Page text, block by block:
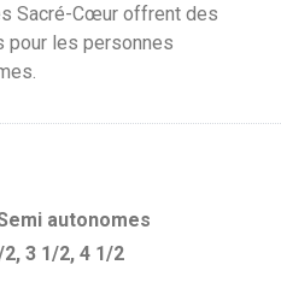
Sacré-Cœur offrent des
pour les personnes
autonomes
2, 3 1/2, 4 1/2